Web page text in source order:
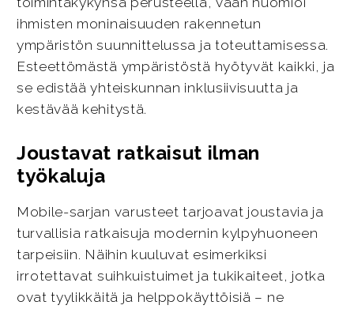
ihmisten moninaisuuden rakennetun
ympäristön suunnittelussa ja toteuttamisessa.
Esteettömästä ympäristöstä hyötyvät kaikki, ja
se edistää yhteiskunnan inklusiivisuutta ja
kestävää kehitystä.
Joustavat ratkaisut ilman
työkaluja
Mobile-sarjan varusteet tarjoavat joustavia ja
turvallisia ratkaisuja modernin kylpyhuoneen
tarpeisiin. Näihin kuuluvat esimerkiksi
irrotettavat suihkuistuimet ja tukikaiteet, jotka
ovat tyylikkäitä ja helppokäyttöisiä – ne